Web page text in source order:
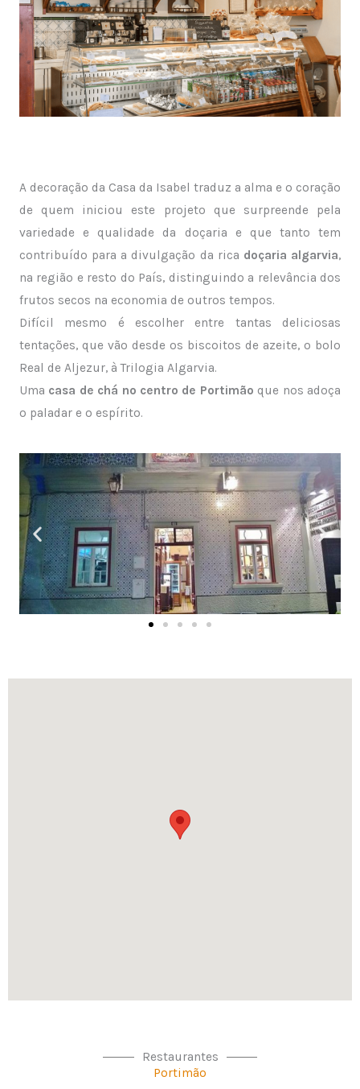
A decoração da Casa da Isabel traduz a alma e o coração
de quem iniciou este projeto que surpreende pela
variedade e qualidade da doçaria e que tanto tem
contribuído para a divulgação da rica doçaria algarvia,
na região e resto do País, distinguindo a relevância dos
frutos secos na economia de outros tempos.
Difícil mesmo é escolher entre tantas deliciosas
tentações, que vão desde os biscoitos de azeite, o bolo
Real de Aljezur, à Trilogia Algarvia.
Uma casa de chá no centro de Portimão que nos adoça
o paladar e o espírito.
Restaurantes
Portimão